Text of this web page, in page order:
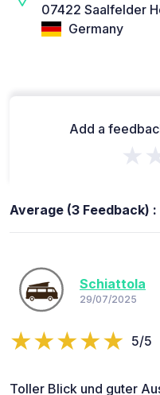
07422 Saalfelder
Germany
Add a
Average (3 Feedback) :
Schiattola
29/07/2025
5/5
Toller Blick und guter